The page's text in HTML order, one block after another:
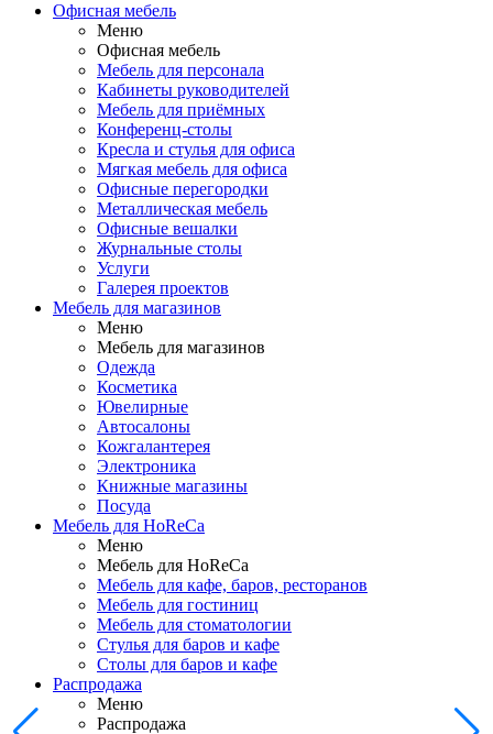
Офисная мебель
Меню
Офисная мебель
Мебель для персонала
Кабинеты руководителей
Мебель для приёмных
Конференц-столы
Кресла и стулья для офиса
Мягкая мебель для офиса
Офисные перегородки
Металлическая мебель
Офисные вешалки
Журнальные столы
Услуги
Галерея проектов
Мебель для магазинов
Меню
Мебель для магазинов
Одежда
Косметика
Ювелирные
Автосалоны
Кожгалантерея
Электроника
Книжные магазины
Посуда
Мебель для HoReCa
Меню
Мебель для HoReCa
Мебель для кафе, баров, ресторанов
Мебель для гостиниц
Мебель для стоматологии
Стулья для баров и кафе
Столы для баров и кафе
Распродажа
Меню
Распродажа